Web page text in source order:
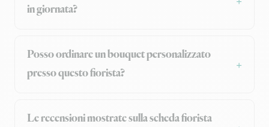
in giornata?
Posso ordinare un bouquet personalizzato
presso questo fiorista?
Le recensioni mostrate sulla scheda fiorista